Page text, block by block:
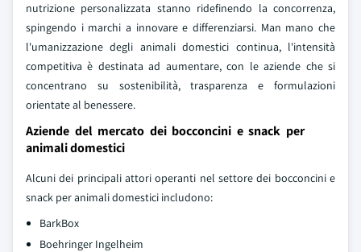
nutrizione personalizzata stanno ridefinendo la concorrenza,
spingendo i marchi a innovare e differenziarsi. Man mano che
l'umanizzazione degli animali domestici continua, l'intensità
competitiva è destinata ad aumentare, con le aziende che si
concentrano su sostenibilità, trasparenza e formulazioni
orientate al benessere.
Aziende del mercato dei bocconcini e snack per
animali domestici
Alcuni dei principali attori operanti nel settore dei bocconcini e
snack per animali domestici includono:
BarkBox
Boehringer Ingelheim